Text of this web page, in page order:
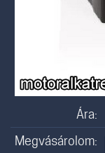
Ára:
Megvásárolom: